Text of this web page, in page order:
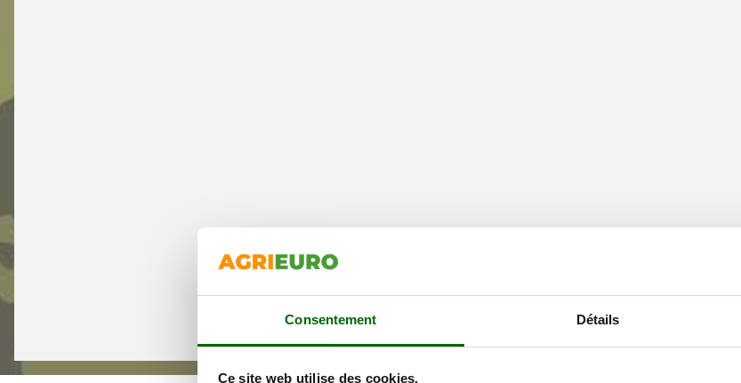
Consentement Détails
Ce site web utilise des cookies.